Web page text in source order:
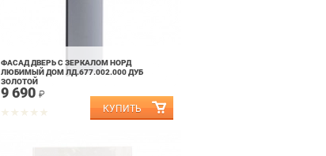
ФАСАД ДВЕРЬ С ЗЕРКАЛОМ НОРД
ЛЮБИМЫЙ ДОМ ЛД.677.002.000 ДУБ
ЗОЛОТОЙ
9 690 ₽